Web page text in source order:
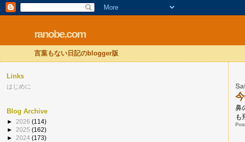
ranobe.com
言葉もない日記のblogger版
鼻
も
Links
はじめに
Blog Archive
► 2026 (114)
► 2025 (162)
► 2024 (173)